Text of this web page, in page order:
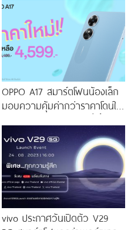
โดดเด่นด้วยสุนทรียศาสตร์แห่ง
OPPO A17 สมาร์ตโฟนน้องเล็ก
มอบความคุ้มค่ากว่าราคาโดนใจ
ราคาใหม่เพียง 4,599 บาท
เท่านั้น!
vivo ประกาศวันเปิดตัว V29